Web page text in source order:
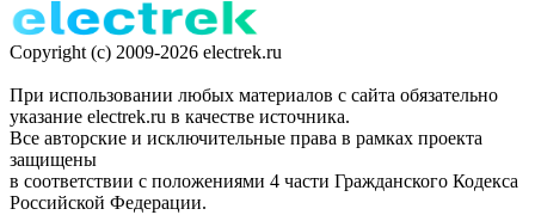
Copyright (c) 2009-2026 electrek.ru
При использовании любых материалов с сайта обязательно
указание electrek.ru в качестве источника.
Все авторские и исключительные права в рамках проекта
защищены
в соответствии с положениями 4 части Гражданского Кодекса
Российской Федерации.